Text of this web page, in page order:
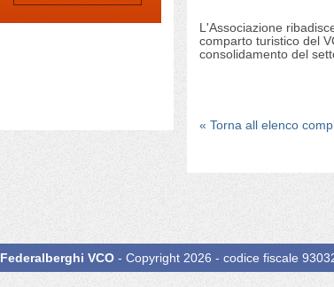
L'Associazione
comparto turistico del
consolidamento del
« Torna all elenco
Federalberghi VCO- Copyright 2026 - codice fiscale